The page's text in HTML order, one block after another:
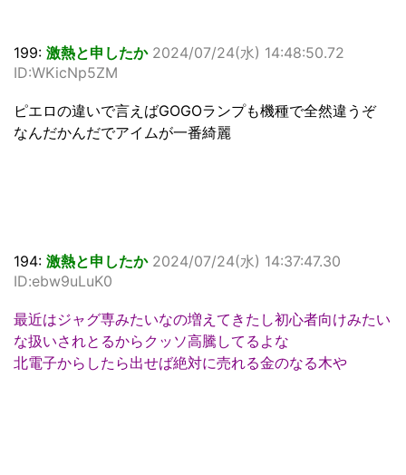
199: 激熱と申したか 2024/07/24(水) 14:48:50.72
ID:WKicNp5ZM
ピエロの違いで言えばGOGOランプも機種で全然違うぞ
なんだかんだでアイムが一番綺麗
194: 激熱と申したか 2024/07/24(水) 14:37:47.30
ID:ebw9uLuK0
最近はジャグ専みたいなの増えてきたし初心者向けみたい
な扱いされとるからクッソ高騰してるよな
北電子からしたら出せば絶対に売れる金のなる木や